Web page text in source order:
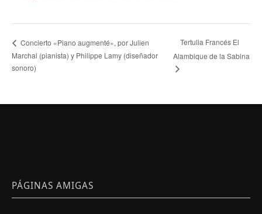
Concierto «Piano augmenté», por Julien
Marchal (pianista) y Philippe Lamy (diseñador
sonoro)
Tertulia Francés El
Alambique de la Sabina
PÁGINAS AMIGAS